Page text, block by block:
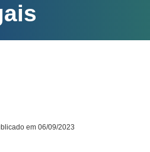
em 06/09/2023